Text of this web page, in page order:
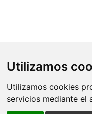
Utilizamos
Utilizamos cookies
servicios mediante el